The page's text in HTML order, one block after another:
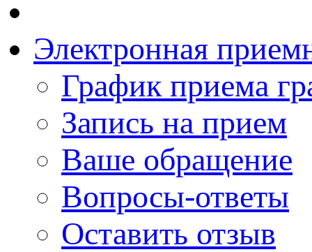
Электронная
График приема
Запись на прием
Ваше обращение
Вопросы-ответы
Оставить отзыв